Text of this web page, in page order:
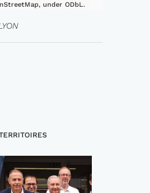
under ODbL.